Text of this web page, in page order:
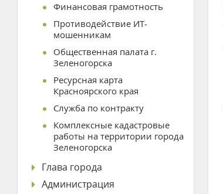
Финансовая грамотность
Противодействие ИТ-
мошенникам
Общественная палата г.
Зеленогорска
Ресурсная карта
Красноярского края
Служба по контракту
Комплексные кадастровые
работы на территории города
Зеленогорска
Глава города
Администрация